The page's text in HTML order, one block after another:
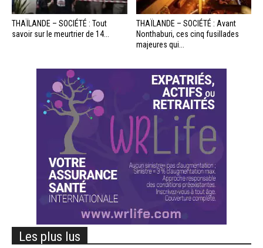
THAÏLANDE – SOCIÉTÉ : Tout
savoir sur le meurtrier de 14...
THAÏLANDE – SOCIÉTÉ : Avant
Nonthaburi, ces cinq fusillades
majeures qui...
Les plus lus